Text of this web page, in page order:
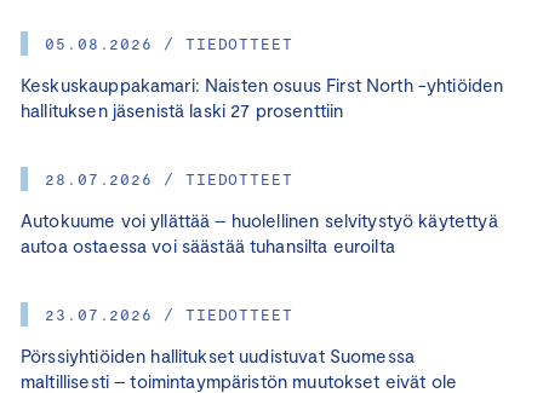
05.08.2026 / TIEDOTTEET
Keskuskauppakamari: Naisten osuus First North -yhtiöiden
hallituksen jäsenistä laski 27 prosenttiin
28.07.2026 / TIEDOTTEET
Autokuume voi yllättää – huolellinen selvitystyö käytettyä
autoa ostaessa voi säästää tuhansilta euroilta
23.07.2026 / TIEDOTTEET
Pörssiyhtiöiden hallitukset uudistuvat Suomessa
maltillisesti – toimintaympäristön muutokset eivät ole